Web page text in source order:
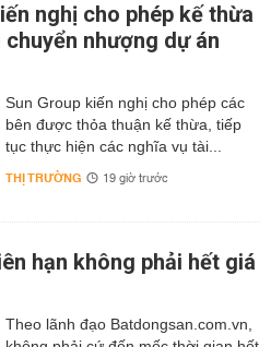
nghị cho phép kế thừa
nhượng dự án
Sun Group kiến nghị cho phép các
bên được thỏa thuận kế thừa, tiếp
tục thực hiện các nghĩa vụ tài...
THỊ TRƯỜNG 19 giờ trước
hạn không phải hết giá
Theo lãnh đạo Batdongsan.com.vn,